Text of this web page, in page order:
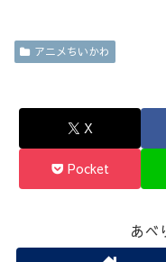
アニメちいかわ
X
Pocket
あべ